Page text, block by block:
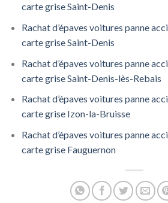
carte grise Saint-Denis
Rachat d’épaves voitures panne
carte grise Saint-Denis
Rachat d’épaves voitures panne
carte grise Saint-Denis-lès-Rebais
Rachat d’épaves voitures panne
carte grise Izon-la-Bruisse
Rachat d’épaves voitures panne
carte grise Fauguernon